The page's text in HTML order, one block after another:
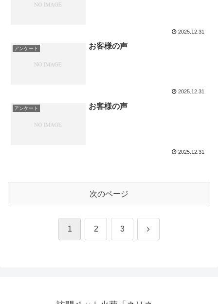
2025.12.31
アンケート お客様の声
2025.12.31
アンケート お客様の声
2025.12.31
次のページ
1 2 3 次